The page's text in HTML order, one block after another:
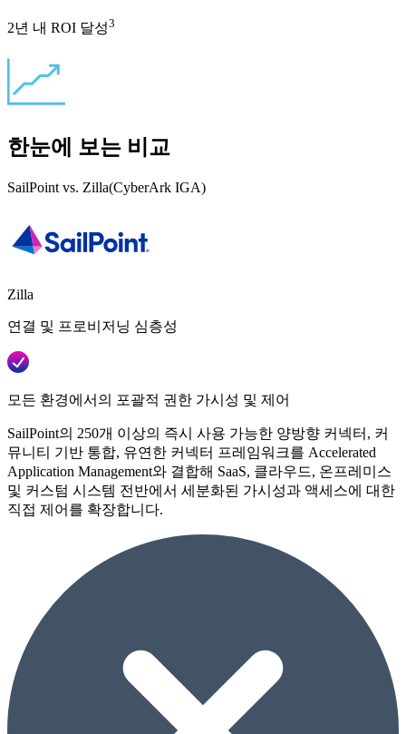
2년 내 ROI 달성3
한눈에 보는 비교
SailPoint vs. Zilla(CyberArk IGA)
Zilla
연결 및 프로비저닝 심층성
모든 환경에서의 포괄적 권한 가시성 및 제어
SailPoint의 250개 이상의 즉시 사용 가능한 양방향 커넥터, 커
뮤니티 기반 통합, 유연한 커넥터 프레임워크를 Accelerated
Application Management와 결합해 SaaS, 클라우드, 온프레미스
및 커스텀 시스템 전반에서 세분화된 가시성과 액세스에 대한
직접 제어를 확장합니다.